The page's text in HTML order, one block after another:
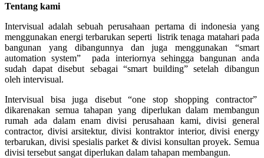
Tentang kami
Intervisual adalah sebuah perusahaan pertama di indonesia yang
menggunakan energi terbarukan seperti listrik tenaga matahari pada
bangunan yang dibangunnya dan juga menggunakan “smart
automation system” pada interiornya sehingga bangunan anda
sudah dapat disebut sebagai “smart building” setelah dibangun
oleh intervisual.
Intervisual bisa juga disebut “one stop shopping contractor”
dikarenakan semua tahapan yang diperlukan dalam membangun
rumah ada dalam enam divisi perusahaan kami, divisi general
contractor, divisi arsitektur, divisi kontraktor interior, divisi energy
terbarukan, divisi spesialis parket & divisi konsultan proyek. Semua
divisi tersebut sangat diperlukan dalam tahapan membangun.